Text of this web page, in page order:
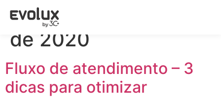
Dia:17 de novembro
de 2020
Fluxo de atendimento – 3
dicas para otimizar